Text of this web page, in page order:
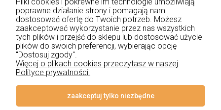
sklep@noxbox.pl
Pomoc
Płatności i dostawa
Informacje
poprawne działanie strony i pomagają nam
dostosować ofertę do Twoich potrzeb. Możesz
zaakceptować wykorzystanie przez nas wszystkich
tych plików i przejść do sklepu lub dostosować użycie
plików do swoich preferencji, wybierając opcję
"Dostosuj zgody".
Więcej o plikach cookies przeczytasz w naszej
Polityce prywatności.
zaakceptuj tylko niezbędne